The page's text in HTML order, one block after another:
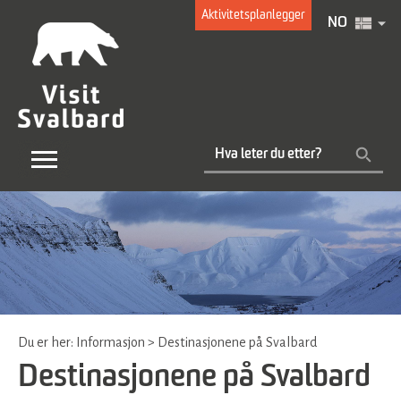
Aktivitetsplanlegger
NO
Du er her: Informasjon > Destinasjonene på Svalbard
Destinasjonene på Svalbard